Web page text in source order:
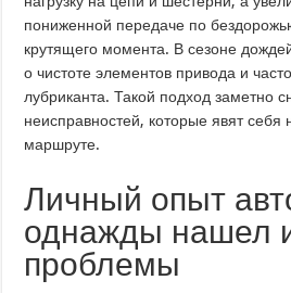
пониженной передаче по
крутящего момента. В сезоне
о чистоте элементов привода и
лубриканта. Такой подход заметно
неисправностей, которые явят
маршруте.
Личный опыт
однажды нашел
проблемы